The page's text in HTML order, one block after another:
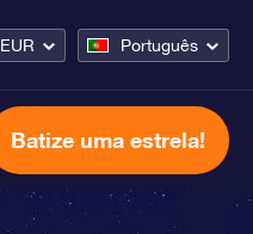
EUR Português
Batize uma estrela!